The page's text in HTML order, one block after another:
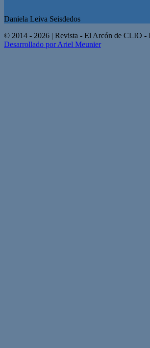
Daniela Leiva Seisdedos
© 2014 - 2026 | Revista - El Arcón de CLIO -
Desarrollado por Ariel Meunier